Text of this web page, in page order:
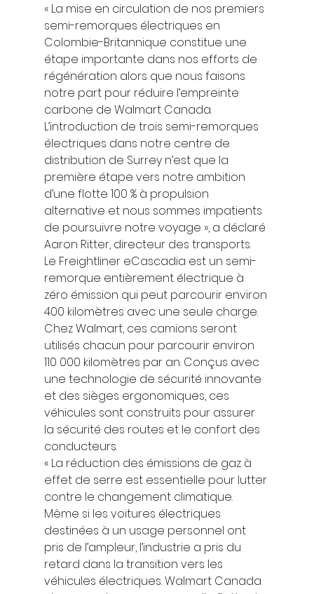
« La mise en circulation de nos premiers
semi-remorques électriques en
Colombie-Britannique constitue une
étape importante dans nos efforts de
régénération alors que nous faisons
notre part pour réduire l’empreinte
carbone de Walmart Canada.
L’introduction de trois semi-remorques
électriques dans notre centre de
distribution de Surrey n’est que la
première étape vers notre ambition
d’une flotte 100 % à propulsion
alternative et nous sommes impatients
de poursuivre notre voyage », a déclaré
Aaron Ritter, directeur des transports.
Le Freightliner eCascadia est un semi-
remorque entièrement électrique à
zéro émission qui peut parcourir environ
400 kilomètres avec une seule charge.
Chez Walmart, ces camions seront
utilisés chacun pour parcourir environ
110 000 kilomètres par an. Conçus avec
une technologie de sécurité innovante
et des sièges ergonomiques, ces
véhicules sont construits pour assurer
la sécurité des routes et le confort des
conducteurs.
« La réduction des émissions de gaz à
effet de serre est essentielle pour lutter
contre le changement climatique.
Même si les voitures électriques
destinées à un usage personnel ont
pris de l’ampleur, l’industrie a pris du
retard dans la transition vers les
véhicules électriques. Walmart Canada